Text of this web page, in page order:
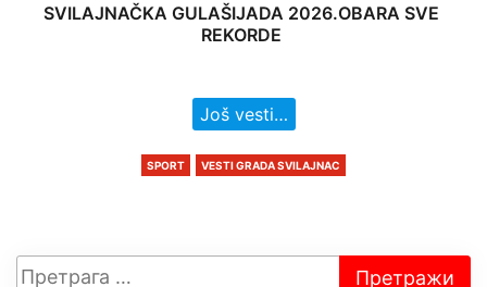
SVILAJNAČKA GULAŠIJADA 2026.OBARA SVE
REKORDE
Još vesti…
SPORT VESTI GRADA SVILAJNAC